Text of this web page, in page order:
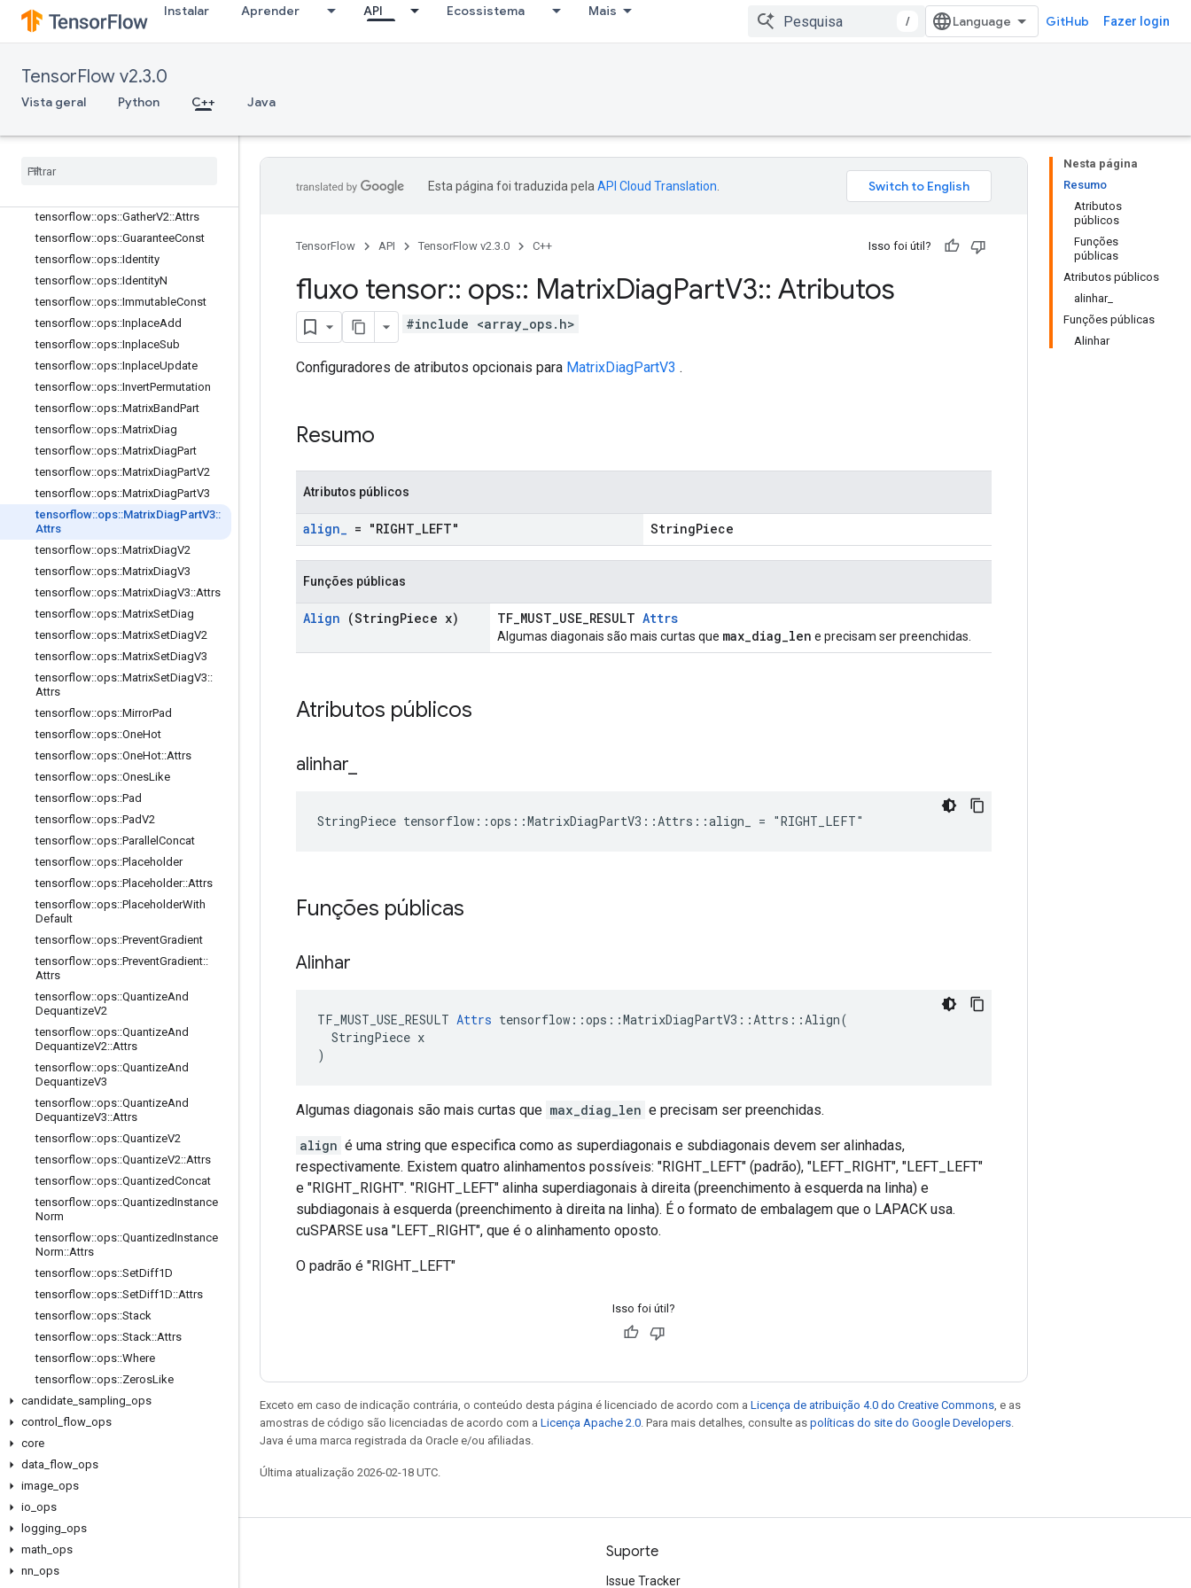
Instalar Aprender API Ecossistema Mais
/ GitHub Fazer login
TensorFlow v2.3.0
Vista geral Python C++ Java
tensorflow::ops::FakeQuantWithMin
MaxVarsPerChannelGradient
MaxVarsPerChannelGradient::Attrs
tensorflow::ops::Fingerprint
tensorflow
tensorflow::ops::GatherV2::Attrs
tensorflow::ops::GuaranteeConst
tensorflow::ops::Identity
tensorflow::ops::IdentityN
tensorflow::ops::ImmutableConst
tensorflow::ops::InplaceAdd
tensorflow::ops::InplaceSub
tensorflow::ops::InplaceUpdate
tensorflow::ops::InvertPermutation
tensorflow::ops::MatrixBandPart
tensorflow::ops::MatrixDiag
tensorflow::ops::MatrixDiagPart
tensorflow::ops::MatrixDiagPartV2
tensorflow::ops::MatrixDiagPartV3
tensorflow::ops::MatrixDiagPartV3::
Attrs
tensorflow::ops::MatrixDiagV2
tensorflow::ops::MatrixDiagV3
tensorflow::ops::MatrixDiagV3::Attrs
tensorflow::ops::MatrixSetDiag
tensorflow::ops::MatrixSetDiagV2
tensorflow::ops::MatrixSetDiagV3
tensorflow::ops::MatrixSetDiagV3::
Attrs
tensorflow::ops::MirrorPad
tensorflow::ops::OneHot
tensorflow::ops::OneHot::Attrs
tensorflow::ops::OnesLike
tensorflow::ops::Pad
tensorflow::ops::PadV2
tensorflow::ops::Parallel Concat
tensorflow::ops::Placeholder
tensorflow::ops::Placeholder::Attrs
tensorflow::ops::PlaceholderWith
Default
tensorflow::ops::PreventGradient
tensorflow::ops::PreventGradient::
Attrs
tensorflow::ops::QuantizeAnd
DequantizeV2
tensorflow::ops::QuantizeAnd
DequantizeV2::Attrs
tensorflow::ops::QuantizeAnd
DequantizeV3
tensorflow::ops::QuantizeAnd
DequantizeV3::Attrs
tensorflow::ops::QuantizeV2
tensorflow::ops::QuantizeV2::Attrs
tensorflow::ops::QuantizedConcat
tensorflow::ops::QuantizedInstance
Norm
tensorflow::ops::QuantizedInstance
Norm::Attrs
tensorflow::ops::SetDiff1D
tensorflow::ops::SetDiff1D::Attrs
tensorflow::ops::Stack
tensorflow::ops::Stack::Attrs
tensorflow::ops::Where
tensorflow::ops::ZerosLike
candidate sampling ops
control
flow ops
core
data flow ops
image ops
io ops
logging ops
math ops
nn ops
Nesta página
Resumo
Atributos
públicos
Funções
públicas
Atributos públicos
alinhar_
Funções públicas
Alinhar
Esta página foi traduzida pela API Cloud Translation
TensorFlow API TensorFlow v2.3.0 C++ Isso foi útil?
fluxo tensor:: ops:: MatrixDiagPartV3:: Atributos
#include <array_ops.h>
Configuradores de atributos opcionais para MatrixDiagPartV3 .
Resumo
Atributos públicos
align_ = "RIGHT LEFT" StringPiece
Funções públicas
Align (StringPiece x) TF_MUST_USE_RESULT Attrs
Algumas diagonais são mais curtas que max_diag_len e precisam ser preenchidas.
Atributos públicos
alinhar
StringPiece tensorflow::ops::MatrixDiagPartV3::Attrs::align_ = "RIGHT_LEFT"
Funções públicas
Alinhar
TF_MUST_USE_RESULT Attrs tensorflow::ops::MatrixDiagPartV3::Attrs::Align(
  StringPiece x
)
Algumas diagonais são mais curtas que max_diag_len e precisam ser preenchidas.
align é uma string que especifica como as superdiagonais e subdiagonais devem ser alinhadas,
respectivamente. Existem quatro alinhamentos possíveis: "RIGHT_LEFT" (padrão), "LEFT_RIGHT", "LEFT_LEFT"
e "RIGHT_RIGHT". "RIGHT_LEFT" alinha superdiagonais à direita (preenchimento à esquerda na linha) e
subdiagonais à esquerda (preenchimento à direita na linha). É o formato de embalagem que o LAPACK usa.
cuSPARSE usa "LEFT_RIGHT", que é o alinhamento oposto.
O padrão é "RIGHT_LEFT"
Isso foi útil?
Exceto em caso de indicação contrária, o conteúdo desta página é licenciado de acordo com a Licença de atribuição 4.0 do Creative Commons , e as
amostras de código são licenciadas de acordo com a Licença Apache 2.0 . Para mais detalhes, consulte as políticas do site do Google Developers
Java é uma marca registrada da Oracle e/ou afiliadas.
Última atualização 2026-02-18 UTC.
Permanecer conectado Suporte
Issue Tracker